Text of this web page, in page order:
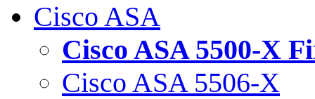
Cisco ASA
Cisco ASA 5500-X
Cisco ASA 5506-X